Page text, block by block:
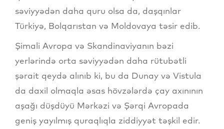
səviyyədən daha quru olsa da, daşqınlar
Türkiyə, Bolqarıstan və Moldovaya təsir edib.
Şimali Avropa və Skandinaviyanın bəzi
yerlərində orta səviyyədən daha rütubətli
şərait qeydə alınıb ki, bu da Dunay və Vistula
da daxil olmaqla əsas hövzələrdə çay axınının
aşağı düşdüyü Mərkəzi və Şərqi Avropada
geniş yayılmış quraqlıqla ziddiyyət təşkil edir.